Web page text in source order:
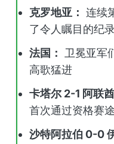
克罗地亚： 连续
了令人瞩目的纪
法国：
卫冕亚军
高歌猛进
卡塔尔 2-1 阿联酋
首次通过资格赛
沙特阿拉伯 0-0